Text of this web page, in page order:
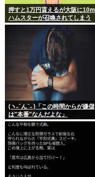
押すと1万円貰えるが大阪に10m
ハムスターが召喚されてしまう
ボタン
(ヽ˶ ᷇ ん ᷆ ˵ )「この時間からが嫌儲
は"本番"なんだよな」